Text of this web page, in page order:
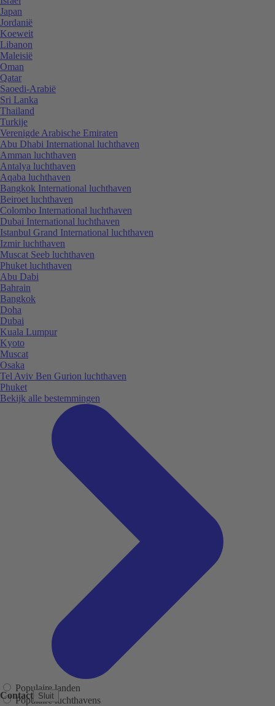
Contact Sluit
Japan
Jordanië
Koeweit
Libanon
Maleisië
Oman
Qatar
Saoedi-Arabië
Sri Lanka
Thailand
Turkije
Verenigde Arabische Emiraten
Abu Dhabi International luchthaven
Amman luchthaven
Antalya luchthaven
Aqaba luchthaven
Bangkok International luchthaven
Beiroet luchthaven
Colombo International luchthaven
Dubai International luchthaven
Istanbul Grand International luchthaven
Izmir luchthaven
Muscat Seeb luchthaven
Phuket luchthaven
Abu Dabi
Bahrain
Bangkok
Doha
Dubai
Kuala Lumpur
Kyoto
Muscat
Osaka
Tel Aviv Ben Gurion luchthaven
Phuket
Bekijk alle bestemmingen
Populaire landen
Populaire luchthavens